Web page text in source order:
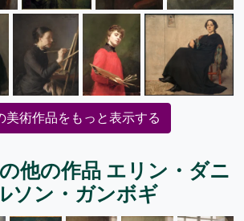
美術作品をもっと表示する
他の作品 エリン・ダニ
ソン・ガンボギ